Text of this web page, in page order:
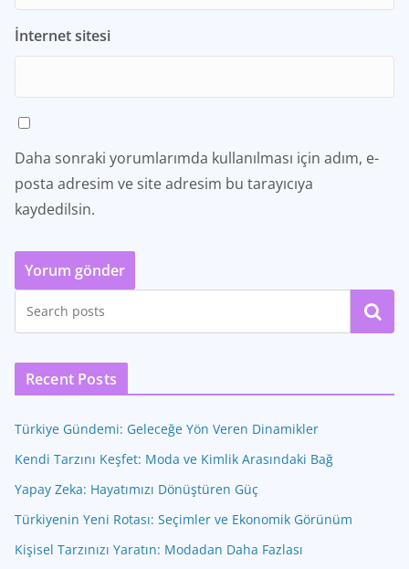
İnternet sitesi
Daha sonraki yorumlarımda kullanılması için adım, e-
posta adresim ve site adresim bu tarayıcıya
kaydedilsin.
Ara
Recent Posts
Türkiye Gündemi: Geleceğe Yön Veren Dinamikler
Kendi Tarzını Keşfet: Moda ve Kimlik Arasındaki Bağ
Yapay Zeka: Hayatımızı Dönüştüren Güç
Türkiyenin Yeni Rotası: Seçimler ve Ekonomik Görünüm
Kişisel Tarzınızı Yaratın: Modadan Daha Fazlası